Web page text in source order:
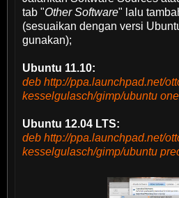
tab "Other Software" lalu
(sesuaikan dengan versi
gunakan);
Ubuntu 11.10:
deb http://ppa.launchpad.net/
kesselgulasch/gimp/ubuntu
Ubuntu 12.04 LTS:
deb http://ppa.launchpad.net/
kesselgulasch/gimp/ubuntu